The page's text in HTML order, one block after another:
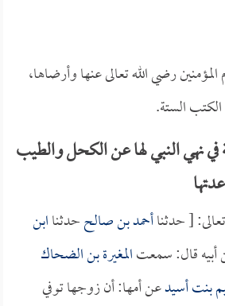
المؤمنين رضي الله تعالى عنها وأرضاها،
الستة.
نهي النبي لها عن الكحل والطيب
[ حدثناأحمد بن صالححدثناابن
قال: سمعتالمغيرة بن الضحاك
بنت أسيدعن أمها: أن زوجها توفي